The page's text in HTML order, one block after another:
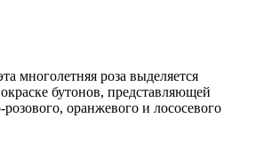
многолетняя роза выделяется
бутонов, представляющей
оранжевого и лососевого